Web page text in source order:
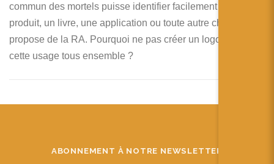
commun des mortels puisse identifier facilement un
produit, un livre, une application ou toute autre chose qui
propose de la RA. Pourquoi ne pas créer un logo dédié à
cette usage tous ensemble ?
ABONNEMENT À NOTRE NEWSLETTER